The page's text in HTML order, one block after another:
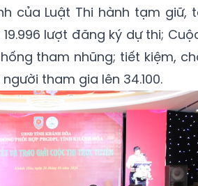
của Luật Thi hành tạm giữ,
lượt đăng ký dự thi;
tham nhũng; tiết kiệm,
tham gia lên 34.100.